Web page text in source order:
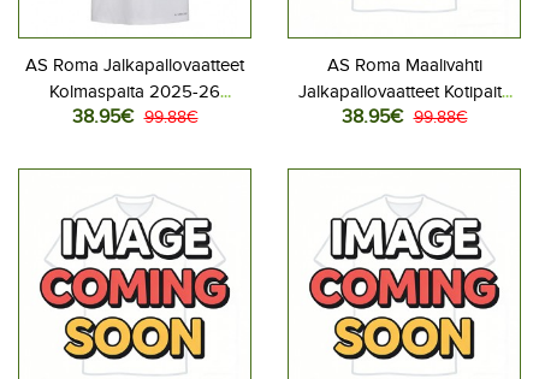
AS Roma Jalkapallovaatteet
Kolmaspaita 2025-26
Lyhythihainen
38.95€ 99.88€
AS Roma Maalivahti
Jalkapallovaatteet Kotipaita
2025-26 Lyhythihainen
38.95€ 99.88€